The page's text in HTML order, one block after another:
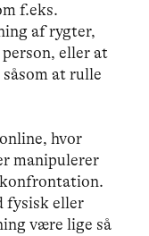
f.eks.
af rygter,
eller at
at rulle
hvor
manipulerer
fysisk eller
være lige så